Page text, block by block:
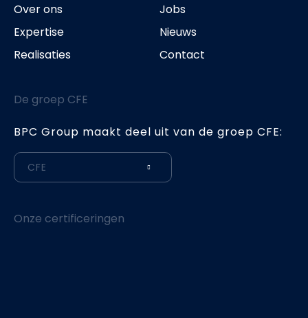
Over ons
Expertise
Realisaties
Jobs
Nieuws
Contact
De groep CFE
BPC Group maakt deel uit van de groep CFE:
CFE
Onze certificeringen